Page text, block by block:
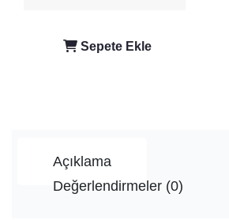
Sepete Ekle
Açıklama
Değerlendirmeler (0)